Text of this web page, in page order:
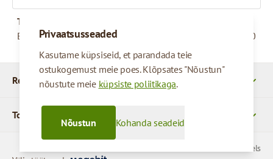
Privaatsusseaded
Kasutame küpsiseid, et parandada teie
ostukogemust meie poes. Klõpsates "Nõustun"
nõustute meie küpsiste poliitikaga.
Kohanda seadeid
Nõustun
Rekvizītid
Tooted
Tööaeg
Esmaspäevast reedeni
09:00 - 17:00
© 2026 SIA Parcels